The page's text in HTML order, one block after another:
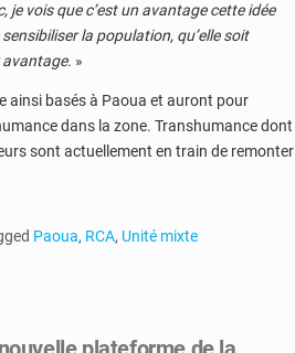
je vois que c’est un avantage cette idée
la population, qu’elle soit
avantage. »
ainsi basés à Paoua et auront pour
dans la zone. Transhumance dont
sont actuellement en train de remonter
Paoua, RCA, Unité mixte